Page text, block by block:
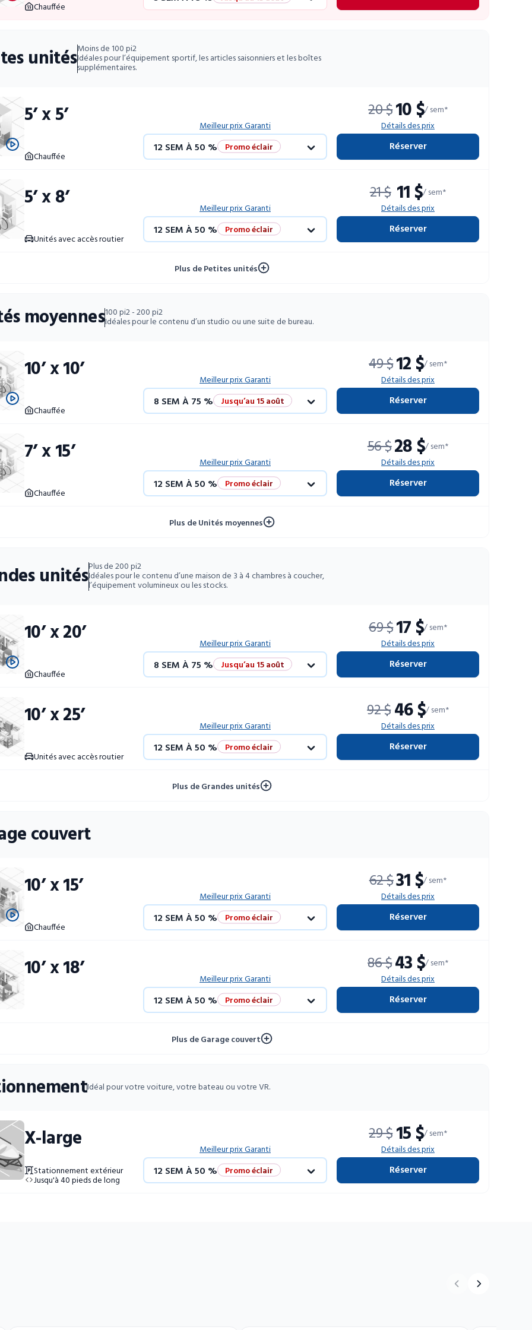
Chauffée
4 SEM GRATUITES Unités limitées
unitésMoins de 100 pi2
Idéales pour l’équipement sportif, les articles saisonniers et les boîtes
supplémentaires.
5’ x 5’
Chauffée
Meilleur prix Garanti
20 $10 $/ sem*
Détails des prix
12 SEM À 50 % Promo éclair
52 SEM À 10 %
Réserver
5’ x 8’
Unités avec accès routier
Meilleur prix Garanti
21 $ 11 $/ sem*
Détails des prix
12 SEM À 50 % Promo éclair Réserver
Plus de Petites unités
moyennes100 pi2 - 200 pi2
Idéales pour le contenu d’un studio ou une suite de bureau.
10’ x 10’
Chauffée
Meilleur prix Garanti
49 $12 $/ sem*
Détails des prix
8 SEM À 75 % Jusqu’au 15 août
4 SEM GRATUITES Unités limitées
52 SEM À 10 %
Réserver
7’ x 15’
Chauffée
Meilleur prix Garanti
56 $28 $/ sem*
Détails des prix
12 SEM À 50 % Promo éclair Réserver
Plus de Unités moyennes
unitésPlus de 200 pi2
Idéales pour le contenu d’une maison de 3 à 4 chambres à coucher,
l’équipement volumineux ou les stocks.
10’ x 20’
Chauffée
Meilleur prix Garanti
69 $17 $/ sem*
Détails des prix
8 SEM À 75 % Jusqu’au 15 août
4 SEM GRATUITES Unités limitées
52 SEM À 10 %
Réserver
10’ x 25’
Unités avec accès routier
Meilleur prix Garanti
92 $46 $/ sem*
Détails des prix
12 SEM À 50 % Promo éclair Réserver
Plus de Grandes unités
couvert
10’ x 15’
Chauffée
Meilleur prix Garanti
62 $31 $/ sem*
Détails des prix
12 SEM À 50 % Promo éclair
52 SEM À 10 %
Réserver
10’ x 18’ Meilleur prix Garanti
86 $43 $/ sem*
Détails des prix
12 SEM À 50 % Promo éclair Réserver
Plus de Garage couvert
Idéal pour votre voiture, votre bateau ou votre VR.
X-large
Stationnement extérieur
Jusqu'à 40 pieds de long
Meilleur prix Garanti
29 $15 $/ sem*
Détails des prix
12 SEM À 50 % Promo éclair Réserver